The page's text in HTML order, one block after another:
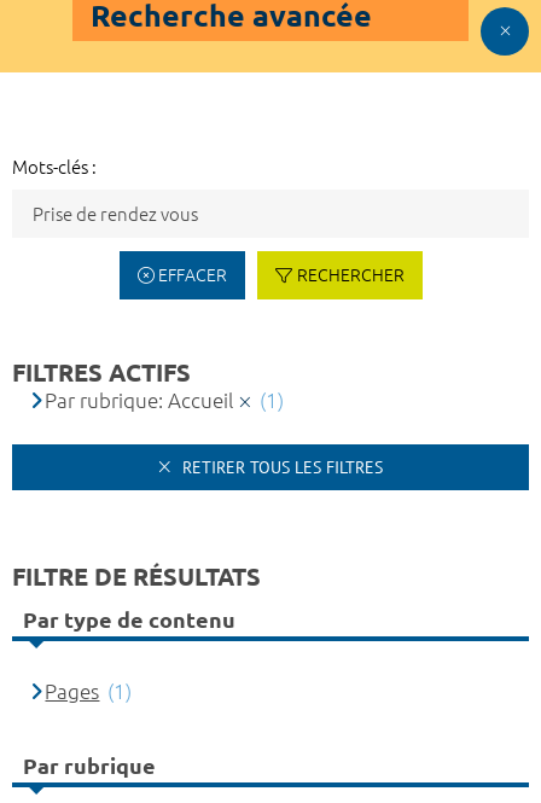
Recherche avancée
Mots-clés :
EFFACER RECHERCHER
FILTRES ACTIFS
Par rubrique: Accueil (1)
RETIRER TOUS LES FILTRES
FILTRE DE RÉSULTATS
Par type de contenu
Pages (1)
Par rubrique